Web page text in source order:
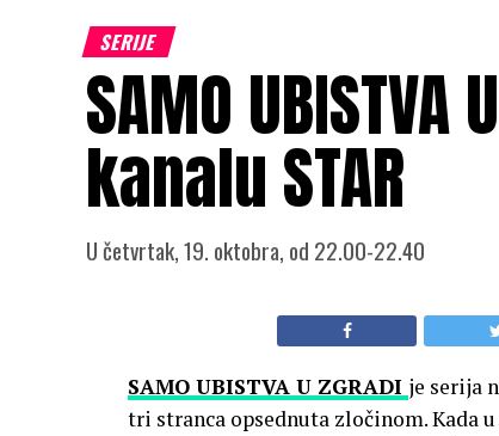
SERIJE
SAMO
kanalu STAR
U četvrtak, 19. oktobra, od 22.00-22.40
SAMO UBISTVA U ZGRADI je serija
tri stranca opsednuta zločinom. Kada